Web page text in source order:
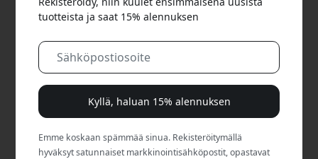
tuotteista ja saat 15% alennuksen
Kyllä, haluan 15% alennuksen
Emme koskaan spämmää sinua. Rekisteröitymällä
hyväksyt satunnaiset markkinointisähköpostit, opastavat